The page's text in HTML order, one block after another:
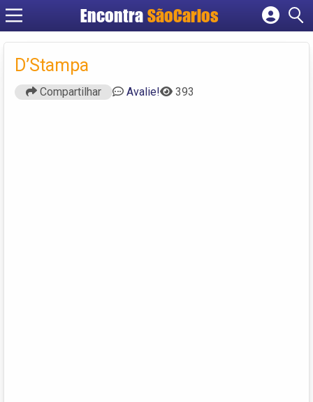
EncontraSãoCarlos
Cadastrar empresa
D’Stampa
Compartilhar Avalie! 393